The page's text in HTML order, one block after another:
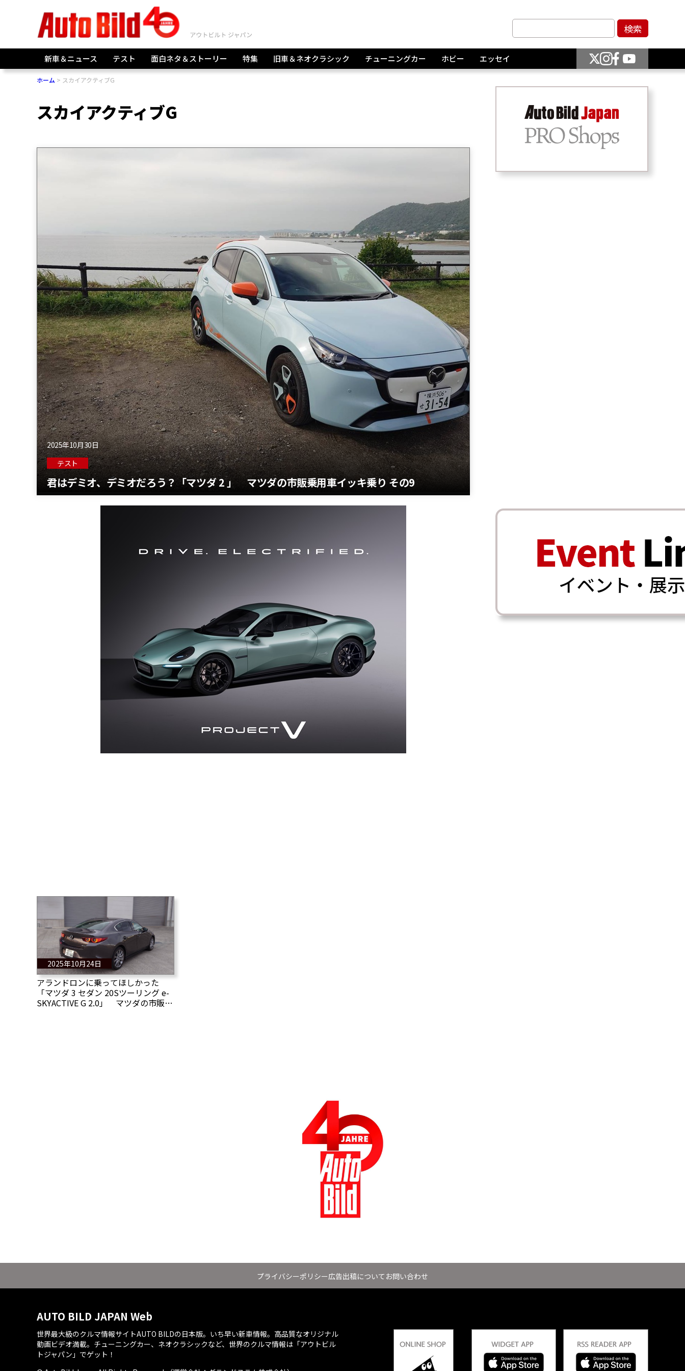
新車＆ニュース テスト 面白ネタ＆ストーリー 特集 旧車＆ネオクラシック チューニングカー ホビー エッセイ
ホーム スカイアクティブG
スカイアクティブG
2025年10月30日
テスト
君はデミオ、デミオだろう？「マツダ 2 」 マツダの市販乗用車イッキ乗り その9
2025年10月24日
アランドロンに乗ってほしかった
「マツダ 3 セダン 20Sツーリング e-
SKYACTIVE G 2.0」 マツダの市販乗
プライバシーポリシー広告出稿について お問い合わせ
AUTO BILD JAPAN Web
世界最大級のクルマ情報サイトAUTO BILDの日本版。いち早い新車情報。高品質なオリジナル
動画ビデオ満載。チューニングカー、ネオクラシックなど、世界のクルマ情報は「アウトビル
トジャパン」でゲット！